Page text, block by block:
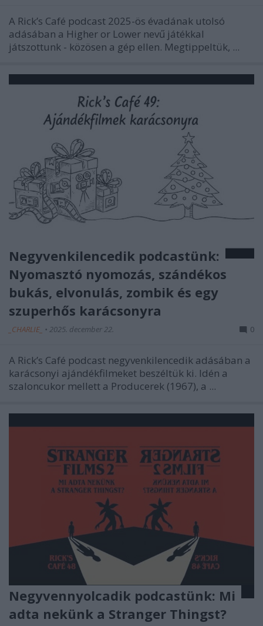
A Rick’s Café podcast 2025-ös évadának utolsó
adásában a Higher or Lower nevű játékkal
játszottunk - közösen a gép ellen. Megtippeltük, ...
Negyvenkilencedik podcastünk:
Nyomasztó nyomozás, szándékos
bukás, elvonulás, zombik és egy
szuperhős karácsonyra
_CHARLIE_ • 2025. december 22. 0
A Rick’s Café podcast negyvenkilencedik adásában a
karácsonyi ajándékfilmeket beszéltük ki. Idén a
szaloncukor mellett a Producerek (1967), a ...
Negyvennyolcadik podcastünk: Mi
adta nekünk a Stranger Thingst?